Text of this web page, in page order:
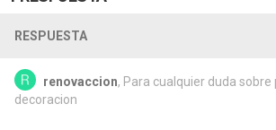
RESPUESTA
renovaccion, Para cualquier duda sobre
decoracion